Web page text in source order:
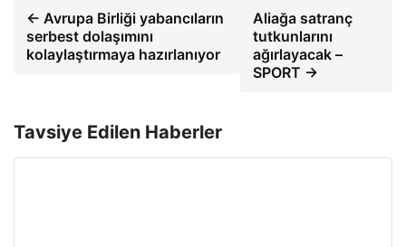
← Avrupa Birliği yabancıların
serbest dolaşımını
kolaylaştırmaya hazırlanıyor
Aliağa satranç
tutkunlarını
ağırlayacak –
SPORT →
Tavsiye Edilen Haberler